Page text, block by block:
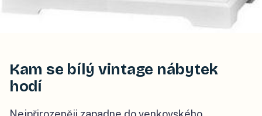
Kam se bílý vintage nábytek
hodí